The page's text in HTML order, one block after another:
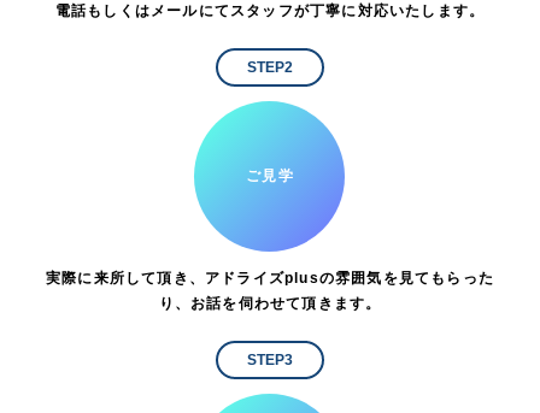
電話もしくはメールにてスタッフが丁寧に対応いたします。
STEP2
ご見学
実際に来所して頂き、アドライズplusの雰囲気を見てもらった
り、お話を伺わせて頂きます。
STEP3